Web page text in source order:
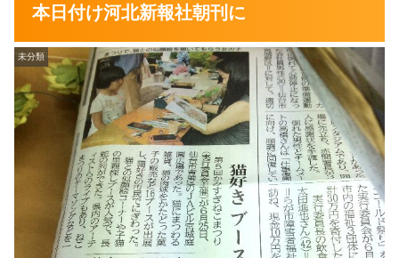
本日付け河北新報社朝刊に
未分類